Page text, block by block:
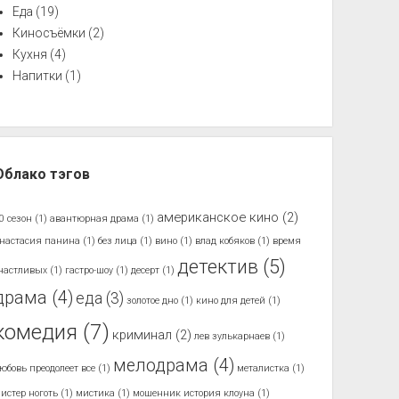
Еда (19)
Киносъёмки (2)
Кухня (4)
Напитки (1)
тэгов
сезон (1) авантюрная драма (1) американское кино (2)
панина (1) без лица (1) вино (1) влад кобяков (1) время
(1) гастро-шоу (1) десерт (1) детектив (5)
(4) еда (3) золотое дно (1) кино для детей (1)
(7) криминал (2) лев зулькарнаев (1)
преодолеет все (1) мелодрама (4) металистка (1)
ноготь (1) мистика (1) мошенник история клоуна (1)